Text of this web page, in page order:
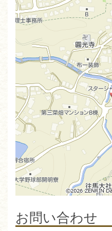
お問い合わせ